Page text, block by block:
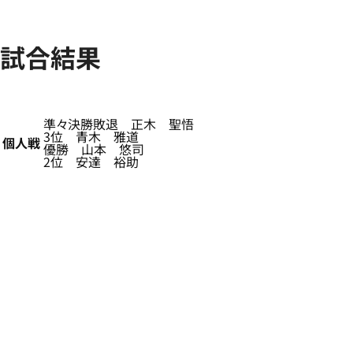
試合結果
個人戦
準々決勝敗退 正木 聖悟
3位 青木 雅道
優勝 山本 悠司
2位 安達 裕助